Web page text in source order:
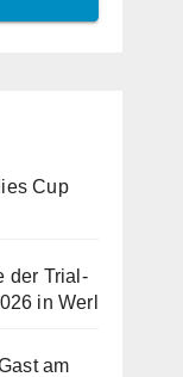
Cup
der Trial-
in Werl
am